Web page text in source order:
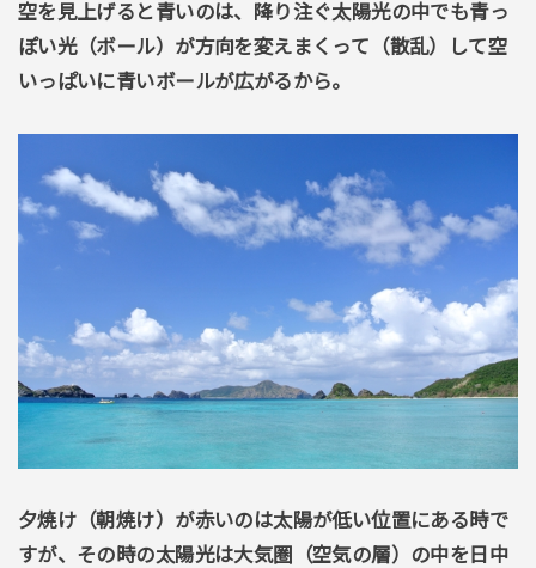
空を見上げると青いのは、降り注ぐ太陽光の中でも青っ
ぽい光（ボール）が方向を変えまくって（散乱）して空
いっぱいに青いボールが広がるから。
夕焼け（朝焼け）が赤いのは太陽が低い位置にある時で
すが、その時の太陽光は大気圏（空気の層）の中を日中